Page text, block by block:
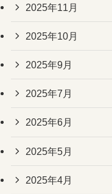
2025年11月
2025年10月
2025年9月
2025年7月
2025年6月
2025年5月
2025年4月